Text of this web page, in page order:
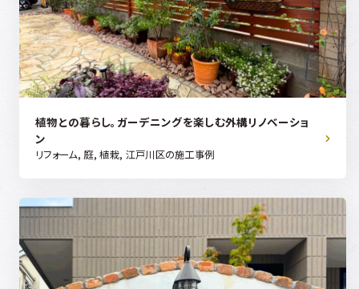
植物との暮らし。ガーデニングを楽しむ外構リノベーショ
ン
リフォーム, 庭, 植栽, 江戸川区の施工事例